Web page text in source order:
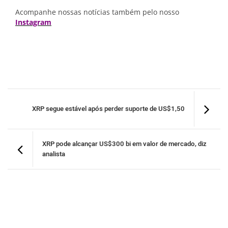
Acompanhe nossas notícias também pelo nosso
Instagram
XRP segue estável após perder suporte de US$1,50
XRP pode alcançar US$300 bi em valor de mercado, diz
analista